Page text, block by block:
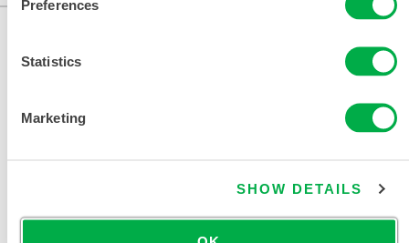
Preferences
Statistics
Marketing
SHOW DETAILS
联系我们